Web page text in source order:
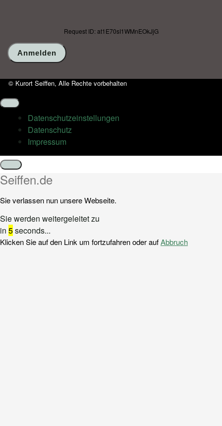
Request ID: at1E70sI1WMnEOkJjG
© Kurort Seiffen, Alle Rechte vorbehalten
Datenschutz­einstellungen
Datenschutz
Impressum
Schließen
Seiffen.de
Sie verlassen nun unsere Webseite.
Sie werden weitergeleitet zu
in 5seconds...
Klicken Sie auf den Link um fortzufahren oder aufAbbruch